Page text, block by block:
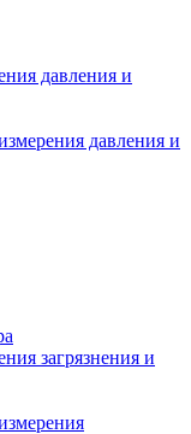
давления и
давления и
загрязнения и